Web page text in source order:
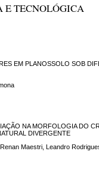
TECNOLÓGICA
EM PLANOSSOLO SOB
NA MORFOLOGIA DO
DIVERGENTE
Maestri, Leandro